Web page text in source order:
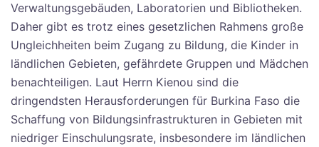
Verwaltungsgebäuden, Laboratorien und Bibliotheken.
Daher gibt es trotz eines gesetzlichen Rahmens große
Ungleichheiten beim Zugang zu Bildung, die Kinder in
ländlichen Gebieten, gefährdete Gruppen und Mädchen
benachteiligen. Laut Herrn Kienou sind die
dringendsten Herausforderungen für Burkina Faso die
Schaffung von Bildungsinfrastrukturen in Gebieten mit
niedriger Einschulungsrate, insbesondere im ländlichen